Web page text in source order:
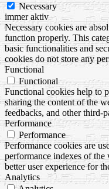
Necessary
immer aktiv
Necessary cookies are
function properly. This
basic functionalities and
cookies do not store any
Functional
Functional
Functional cookies help to
sharing the content of the
feedbacks, and other third-
Performance
Performance
Performance cookies are
performance indexes of
better user experience for
Analytics